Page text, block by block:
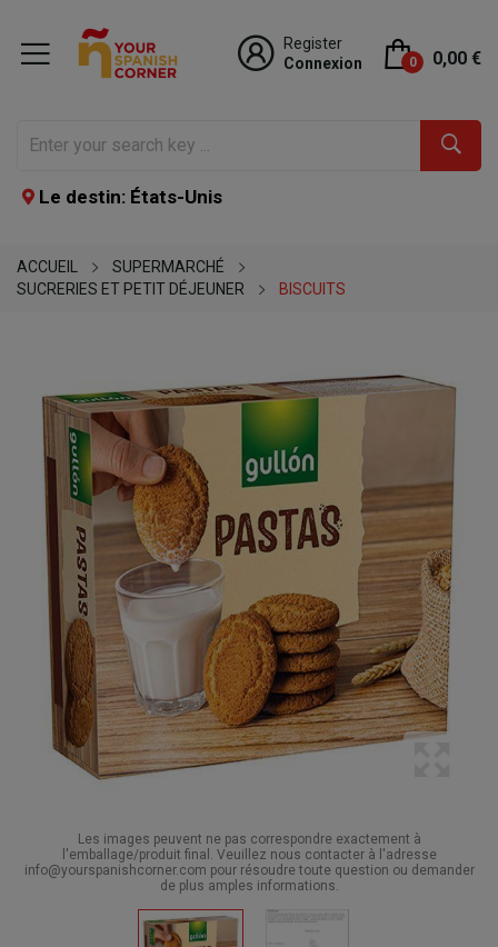
Register
Connexion
0 0,00 €
Le destin: États-Unis
ACCUEIL
SUPERMARCHÉ
SUCRERIES ET PETIT DÉJEUNER
BISCUITS
Les images peuvent ne pas correspondre exactement à
l'emballage/produit final. Veuillez nous contacter à l'adresse
info@yourspanishcorner.com pour résoudre toute question ou demander
de plus amples informations.